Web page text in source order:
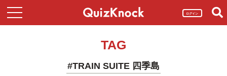
ログイン
TAG
#TRAIN SUITE 四季島